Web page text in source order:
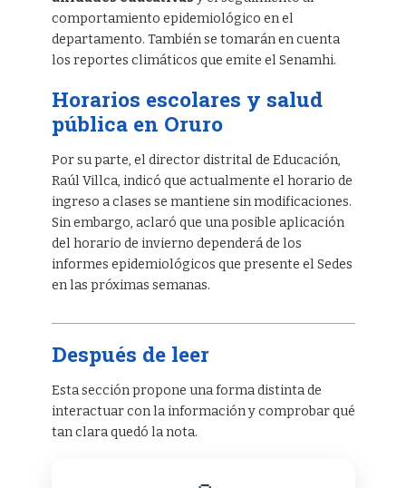
comportamiento epidemiológico en el
departamento. También se tomarán en cuenta
los reportes climáticos que emite el Senamhi.
Horarios escolares y salud
pública en Oruro
Por su parte, el director distrital de Educación,
Raúl Villca, indicó que actualmente el horario de
ingreso a clases se mantiene sin modificaciones.
Sin embargo, aclaró que una posible aplicación
del horario de invierno dependerá de los
informes epidemiológicos que presente el Sedes
en las próximas semanas.
Después de leer
Esta sección propone una forma distinta de
interactuar con la información y comprobar qué
tan clara quedó la nota.